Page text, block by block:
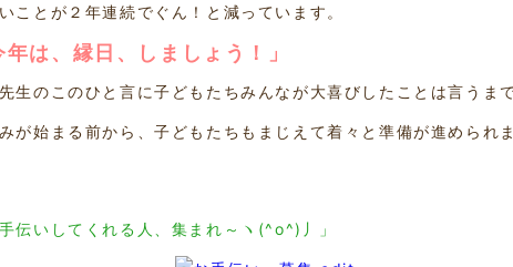
ことが２年連続でぐん！と減っています。
年は、縁日、しましょう！」
生のこのひと言に子どもたちみんなが大喜びしたことは言うま
が始まる前から、子どもたちもまじえて着々と準備が進められ
手伝いしてくれる人、集まれ～ヽ(^o^)丿」